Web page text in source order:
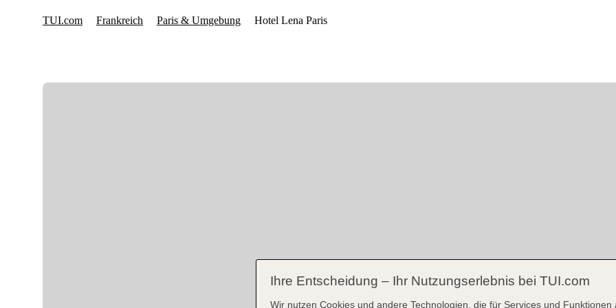
Ihre Entscheidung – Ihr Nutzungserlebnis bei TUI.com
Wir nutzen Cookies und andere Technologien, die für Services und Funktionen